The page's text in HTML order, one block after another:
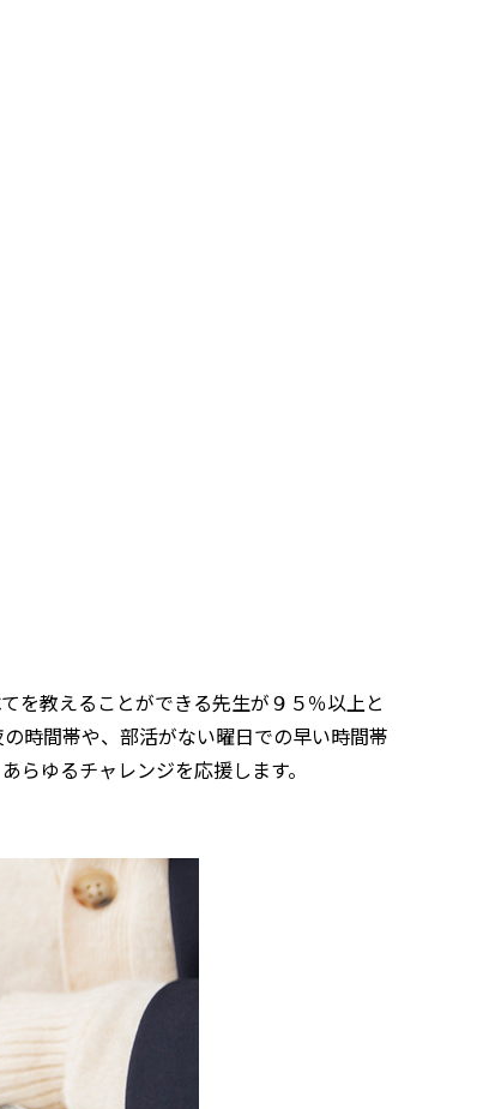
を教えることができる先生が９５％以上と
時間帯や、部活がない曜日での早い時間帯
らゆるチャレンジを応援します。